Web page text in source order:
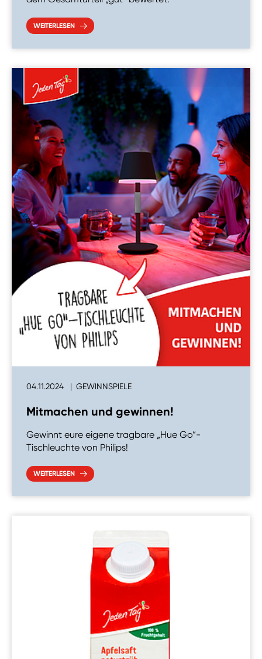
WEITERLESEN
04.11.2024 GEWINNSPIELE
Mitmachen und gewinnen!
Gewinnt eure eigene tragbare „Hue Go“-
Tischleuchte von Philips!
WEITERLESEN